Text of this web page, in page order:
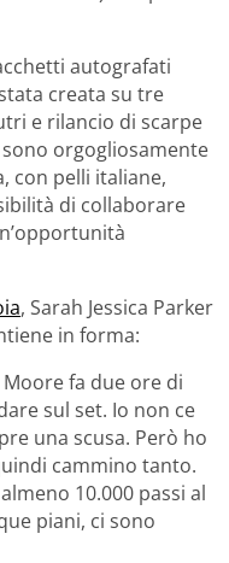
autografati
creata su tre
e rilancio di scarpe
orgogliosamente
con pelli italiane,
di collaborare
, Sarah Jessica Parker
in forma:
fa due ore di
sul set. Io non ce
una scusa. Però ho
cammino tanto.
10.000 passi al
piani, ci sono